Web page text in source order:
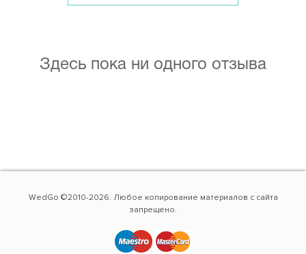
Здесь пока ни одного отзыва
WedGo ©2010-2026. Любое копирование материалов с сайта
запрещено.